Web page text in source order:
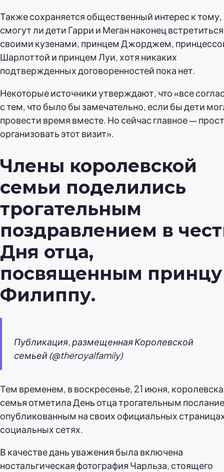
Также сохраняется общественный интерес к тому,
смогут ли дети Гарри и Меган наконец
своими кузенами, принцем Джорджем,
Шарлоттой и принцем Луи, хотя никаких
подтвержденных договоренностей пока нет.
Некоторые источники утверждают, что «все
с тем, что было бы замечательно, если бы дети
провести время вместе. Но сейчас главное —
организовать этот визит».
Члены королевской
семьи поделились
трогательным
поздравлением в
Дня отца,
посвященным принцу
Филиппу.
Публикация, размещенная Королевской
семьей (@theroyalfamily)
Тем временем, в воскресенье, 21 июня,
семья отметила День отца трогательным
опубликованным на своих официальных
социальных сетях.
В качестве дань уважения была включена
ностальгическая фотография Чарльза, стоящего